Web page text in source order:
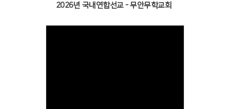
2026년 국내연합선교 - 무안무학교회